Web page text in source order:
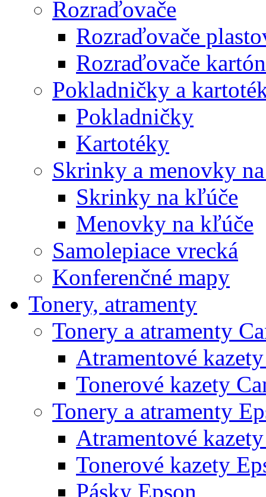
Rozraďovače
Rozraďovače
Rozraďovače
Pokladničky a
Pokladničky
Kartotéky
Skrinky a menovky
Skrinky na kľúče
Menovky na kľúče
Samolepiace vrecká
Konferenčné mapy
Tonery, atramenty
Tonery a atramenty
Atramentové
Tonerové kazety
Tonery a atramenty
Atramentové
Tonerové kazety
Pásky Epson